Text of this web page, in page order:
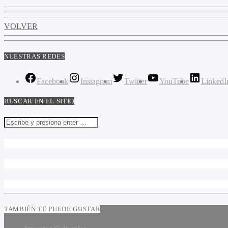
VOLVER
NUESTRAS REDES
Facebook Instagram Twitter YouTube
BUSCAR EN EL SITIO
TAMBIÉN TE PUEDE GUSTAR